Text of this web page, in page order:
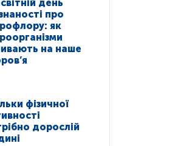
день
про
як
на наше
фізичної
дорослій